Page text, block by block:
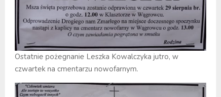
Ostatnie pożegnanie Leszka Kowalczyka jutro, w
czwartek na cmentarzu nowofarnym.